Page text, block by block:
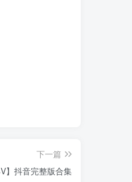
下一篇
】抖音完整版合集